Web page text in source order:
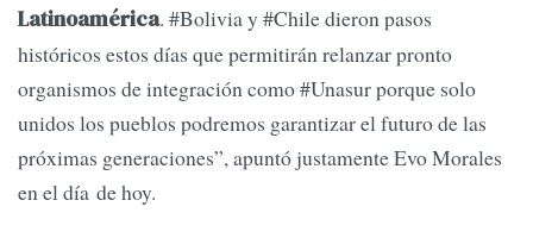
Latinoamérica. #Bolivia y #Chile dieron pasos
históricos estos días que permitirán relanzar pronto
organismos de integración como #Unasur porque solo
unidos los pueblos podremos garantizar el futuro de las
próximas generaciones”, apuntó justamente Evo Morales
en el día de hoy.